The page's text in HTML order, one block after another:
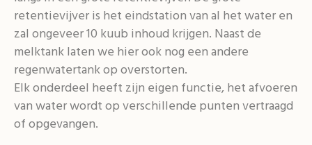
retentievijver is het eindstation van al het water en
zal ongeveer 10 kuub inhoud krijgen. Naast de
melktank laten we hier ook nog een andere
regenwatertank op overstorten.
Elk onderdeel heeft zijn eigen functie, het afvoeren
van water wordt op verschillende punten vertraagd
of opgevangen.